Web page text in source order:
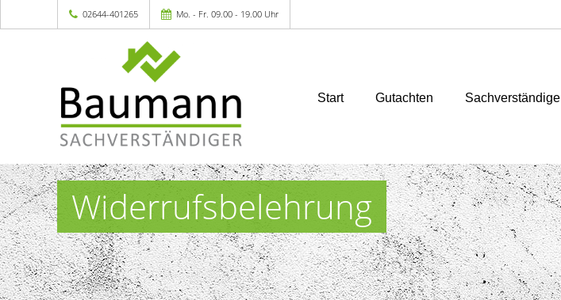
02644-401265 Mo. - Fr. 09.00 - 19.00 Uhr
Start Gutachten Sachverständige
Widerrufsbelehrung